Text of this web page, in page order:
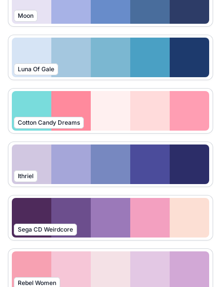
Moon
Luna Of Gale
Cotton Candy Dreams
Ithriel
Sega CD Weirdcore
Rebel Women